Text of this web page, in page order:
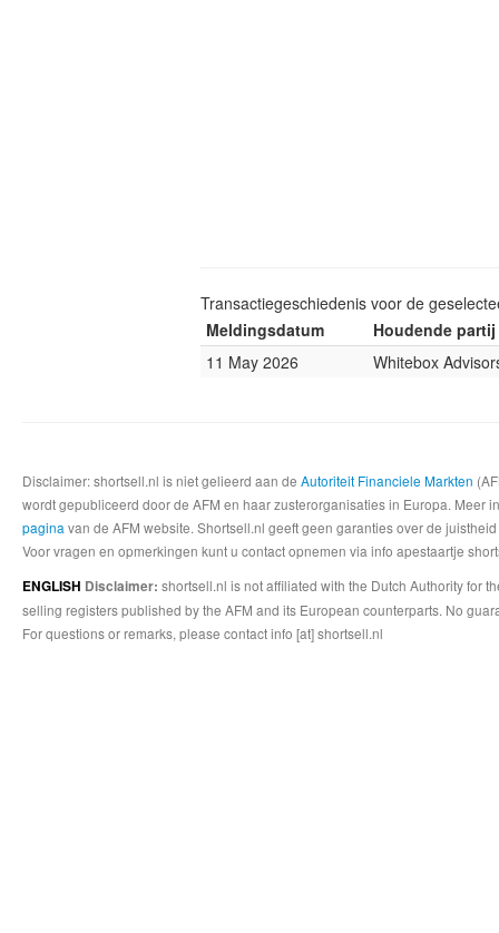
Transactiegeschiedenis voor de
Meldingsdatum
Houdende partij
11 May 2026
Whitebox
Disclaimer: shortsell.nl is niet gelieerd aan de Autoriteit Financiele Markten
wordt gepubliceerd door de AFM en haar zusterorganisaties in Europa.
pagina van de AFM website. Shortsell.nl geeft geen garanties over de
Voor vragen en opmerkingen kunt u contact opnemen via info apestaartje
ENGLISH Disclaimer: shortsell.nl is not affiliated with the Dutch Authority for
selling registers published by the AFM and its European counterparts. No
For questions or remarks, please contact info [at] shortsell.nl